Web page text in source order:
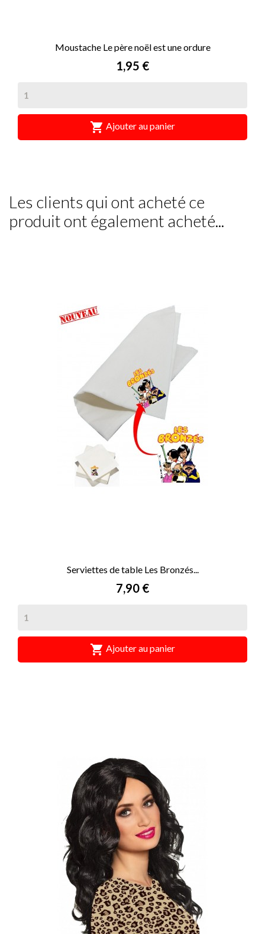
Moustache Le père noël est une ordure
Prix
1,95 €
 Ajouter au panier
Les clients qui ont acheté ce
produit ont également acheté...
Serviettes de table Les Bronzés...
Prix
7,90 €
 Ajouter au panier